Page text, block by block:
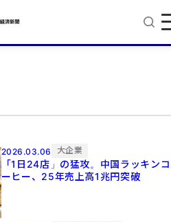
2026.03.06 大企業
「1日24店」の猛攻。中国ラッキンコ
ーヒー、25年売上高1兆円突破